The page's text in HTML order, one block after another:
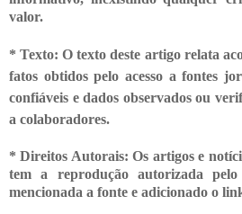
valor.
* Texto: O texto deste artigo relata
fatos obtidospelo acesso a fontes
confiáveis e dados observados ou
a colaboradores.
* Direitos Autorais: Os artigos e
tem a reprodução autorizada
mencionada a fonte e adicionado o